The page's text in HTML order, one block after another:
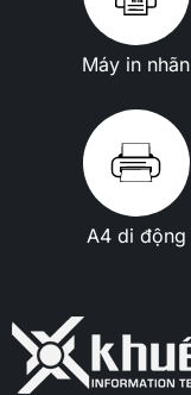
Máy in nhãn
A4 di động